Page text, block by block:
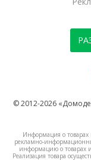
© 2012-2026
Информация о товарах
рекламно-
информацию о товарах
Реализация товара